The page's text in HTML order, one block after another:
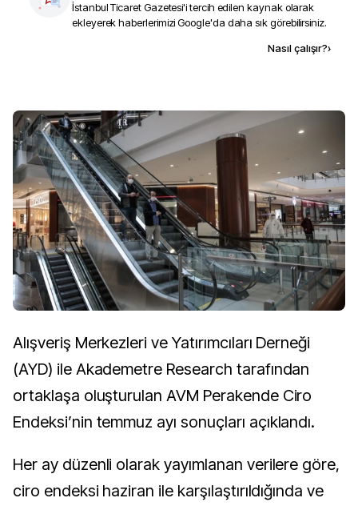
İstanbul Ticaret Gazetesi'i tercih edilen kaynak olarak
ekleyerek haberlerimizi Google'da daha sık görebilirsiniz.
Nasıl çalışır?›
Alışveriş Merkezleri ve Yatırımcıları Derneği
(AYD) ile Akademetre Research tarafından
ortaklaşa oluşturulan AVM Perakende Ciro
Endeksi’nin temmuz ayı sonuçları açıklandı.
Her ay düzenli olarak yayımlanan verilere göre,
ciro endeksi haziran ile karşılaştırıldığında ve